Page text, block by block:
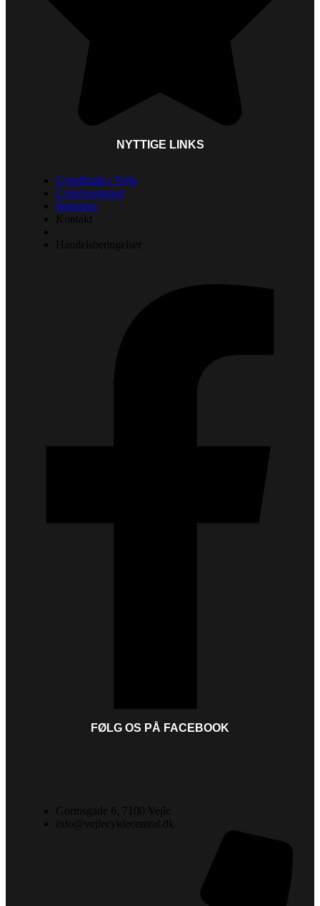
NYTTIGE LINKS
Cykelbutik i Vejle
Cykelværksted
Historien
Kontakt
Handelsbetingelser
FØLG OS PÅ FACEBOOK
Gormsgade 6, 7100 Vejle
info@vejlecyklecentral.dk